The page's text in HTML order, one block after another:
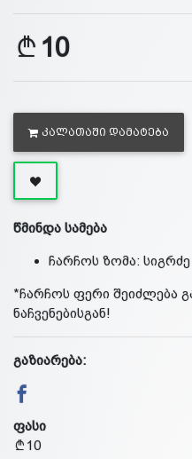
10
ᲙᲐᲚᲐᲗᲐᲨᲘ ᲓᲐᲛᲐᲢᲔᲑᲐ
წმინდა სამება
ჩარჩოს ზომა: სიგრძე
*ჩარჩოს ფერი შეიძლება
ნაჩვენებისგან!
გაზიარება:
ფასი
10